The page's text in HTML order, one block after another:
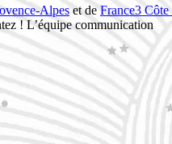
Alpes et de France3
! L’équipe communication